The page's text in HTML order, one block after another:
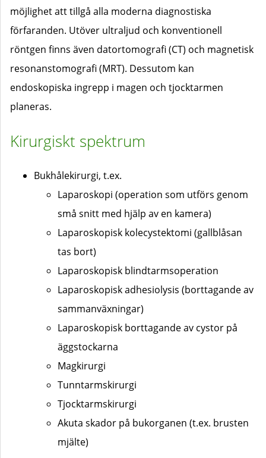
möjlighet att tillgå alla moderna diagnostiska
förfaranden. Utöver ultraljud och konventionell
röntgen finns även datortomografi (CT) och magnetisk
resonanstomografi (MRT). Dessutom kan
endoskopiska ingrepp i magen och tjocktarmen
planeras.
Kirurgiskt spektrum
Bukhålekirurgi, t.ex.
Laparoskopi (operation som utförs genom
små snitt med hjälp av en kamera)
Laparoskopisk kolecystektomi (gallblåsan
tas bort)
Laparoskopisk blindtarmsoperation
Laparoskopisk adhesiolysis (borttagande av
sammanväxningar)
Laparoskopisk borttagande av cystor på
äggstockarna
Magkirurgi
Tunntarmskirurgi
Tjocktarmskirurgi
Akuta skador på bukorganen (t.ex. brusten
mjälte)